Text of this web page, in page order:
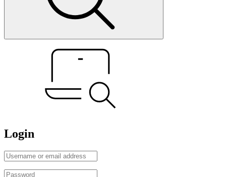
Login